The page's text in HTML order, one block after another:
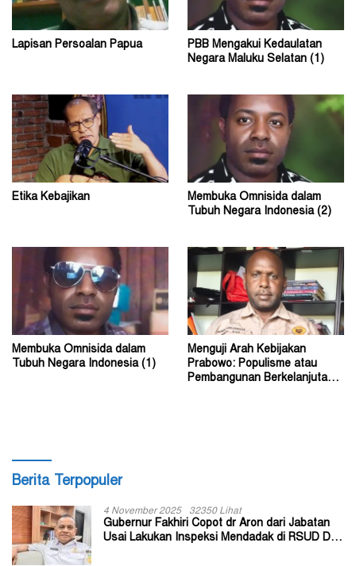
Lapisan Persoalan Papua
PBB Mengakui Kedaulatan
Negara Maluku Selatan (1)
Etika Kebajikan
Membuka Omnisida dalam
Tubuh Negara Indonesia (2)
Membuka Omnisida dalam
Tubuh Negara Indonesia (1)
Menguji Arah Kebijakan
Prabowo: Populisme atau
Pembangunan Berkelanjutan?
Berita Terpopuler
4 November 2025 32350 Lihat
Gubernur Fakhiri Copot dr Aron dari Jabatan
Usai Lakukan Inspeksi Mendadak di RSUD Dok